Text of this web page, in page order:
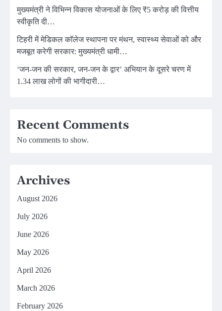
मुख्यमंत्री ने विभिन्न विकास योजनाओं के लिए ₹5 करोड़ की वित्तीय
स्वीकृति दी…
टिहरी में मेडिकल कॉलेज स्थापना पर मंथन, स्वास्थ्य सेवाओं को और
मजबूत करेगी सरकार: मुख्यमंत्री धामी…
‘जन-जन की सरकार, जन-जन के द्वार’ अभियान के दूसरे चरण में
1.34 लाख लोगों की भागीदारी…
Recent Comments
No comments to show.
Archives
August 2026
July 2026
June 2026
May 2026
April 2026
March 2026
February 2026